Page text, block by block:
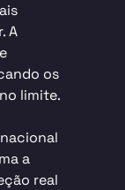
A
os
limite.
a
real